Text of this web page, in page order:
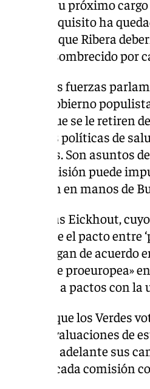
de su próximo
este requisito ha
de que Ribera
se ve ensombrecido por
grandes fuerzas
del Gobierno
a que se le retiren
y las políticas de
mujeres. Son asuntos
la Comisión puede
no querían en manos de
Verdes Bas Eickhout,
conocerse el pacto entre
se pongan de
estable proeuropea»
la puerta a pactos con la
que los Verdes
en sus evaluaciones de
salgan adelante sus
de cada comisión